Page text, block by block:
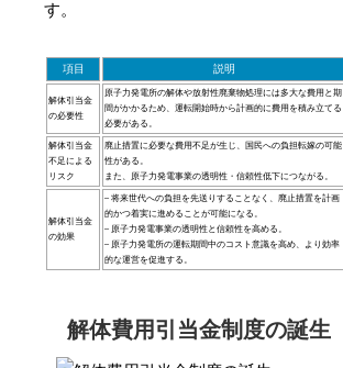
す。
項目 説明
解体引当金
の必要性
原子力発電所の解体や放射性廃棄物処理には多大な費用と期
間がかかるため、運転開始時から計画的に費用を積み立てる
必要がある。
解体引当金
不足による
リスク
廃止措置に必要な費用不足が生じ、国民への負担転嫁の可能
性がある。
また、原子力発電事業の透明性・信頼性低下につながる。
解体引当金
の効果
– 将来世代への負担を先送りすることなく、廃止措置を計画
的かつ着実に進めることが可能になる。
– 原子力発電事業の透明性と信頼性を高める。
– 原子力発電所の運転期間中のコスト意識を高め、より効率
的な運営を促進する。
解体費用引当金制度の誕生